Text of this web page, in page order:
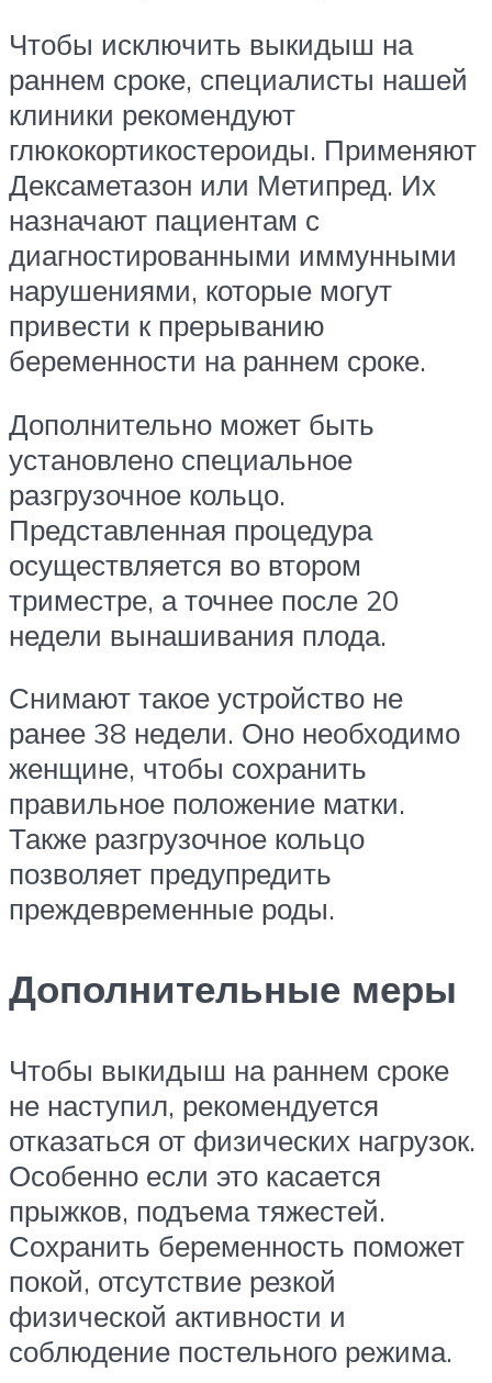
Чтобы исключить выкидыш на
раннем сроке, специалисты нашей
клиники рекомендуют
глюкокортикостероиды. Применяют
Дексаметазон или Метипред. Их
назначают пациентам с
диагностированными иммунными
нарушениями, которые могут
привести к прерыванию
беременности на раннем сроке.
Дополнительно может быть
установлено специальное
разгрузочное кольцо.
Представленная процедура
осуществляется во втором
триместре, а точнее после 20
недели вынашивания плода.
Снимают такое устройство не
ранее 38 недели. Оно необходимо
женщине, чтобы сохранить
правильное положение матки.
Также разгрузочное кольцо
позволяет предупредить
преждевременные роды.
Дополнительные меры
Чтобы выкидыш на раннем сроке
не наступил, рекомендуется
отказаться от физических нагрузок.
Особенно если это касается
прыжков, подъема тяжестей.
Сохранить беременность поможет
покой, отсутствие резкой
физической активности и
соблюдение постельного режима.